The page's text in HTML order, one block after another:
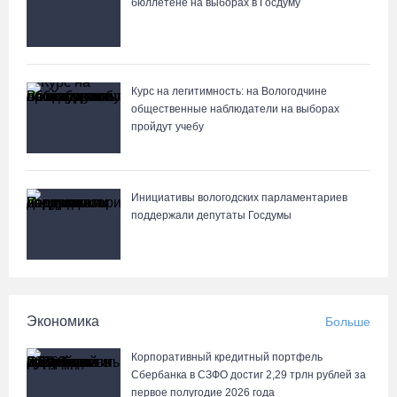
07.08.26 / 10:56
В Вологде иномарка сбила 12-летнего велосипедиста
В Устюжне масштабно отметят 774-летие города фестивалем
кузнечного мастерства
киберугроз
Неизвестный мужчина погиб в подожженном в Вологодской
бюллетене на выборах в Госдуму
Курс на легитимность: на Вологодчине
общественные наблюдатели на выборах
пройдут учебу
Инициативы вологодских парламентариев
поддержали депутаты Госдумы
Экономика Больше
Корпоративный кредитный портфель
Сбербанка в СЗФО достиг 2,29 трлн рублей за
первое полугодие 2026 года